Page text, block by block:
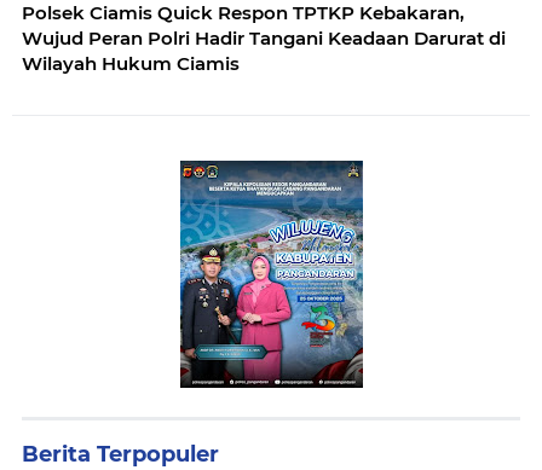
Polsek Ciamis Quick Respon TPTKP Kebakaran,
Wujud Peran Polri Hadir Tangani Keadaan Darurat di
Wilayah Hukum Ciamis
Berita Terpopuler